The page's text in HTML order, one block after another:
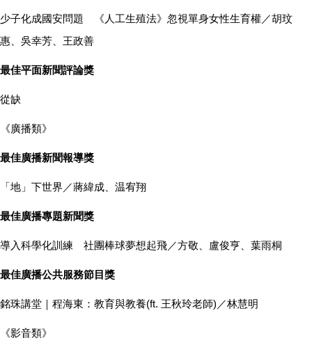
少子化成國安問題 《人工生殖法》忽視單身女性生育權／胡玟
惠、吳幸芳、王政善
最佳平面新聞評論獎
從缺
《廣播類》
最佳廣播新聞報導獎
「地」下世界／蔣緯成、温宥翔
最佳廣播專題新聞獎
導入科學化訓練 社團棒球夢想起飛／方敬、盧俊亨、葉雨桐
最佳廣播公共服務節目獎
銘珠講堂｜程海東：教育與教養(ft. 王秋玲老師)／林慧明
《影音類》